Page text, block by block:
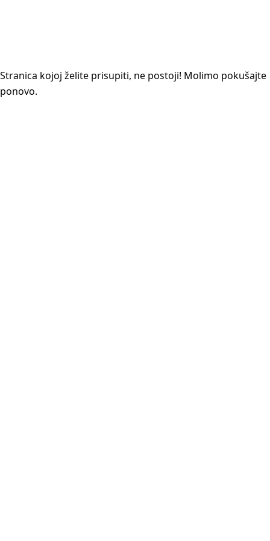
Stranica kojoj želite prisupiti, ne postoji! Molimo pokušajte
ponovo.